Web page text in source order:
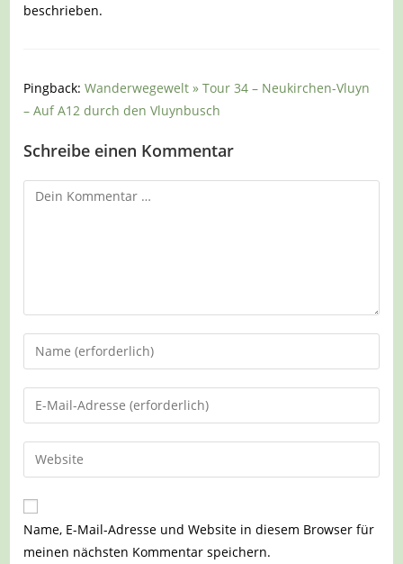
beschrieben.
Pingback:Wanderwegewelt » Tour 34 – Neukirchen-Vluyn
– Auf A12 durch den Vluynbusch
Schreibe einen Kommentar
Kommentar
Gib
deinen
Namen
oder
zum
Kommentieren
ein
Gib
deine
E-
Mail-
zum
Kommentieren
ein
Gib
deine
Website-
URL
Name, E-Mail-Adresse und Website in diesem Browser für
meinen nächsten Kommentar speichern.